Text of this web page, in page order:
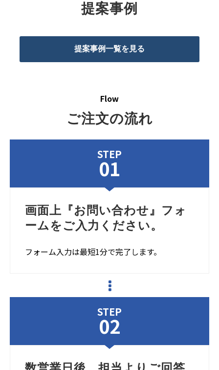
提案事例
提案事例一覧を見る
Flow
ご注文の流れ
STEP
01
画面上『お問い合わせ』フォ
ームをご入力ください。
フォーム入力は最短1分で完了します。
STEP
02